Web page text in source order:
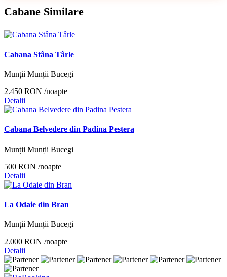
Cabane Similare
Cabana Stâna Târle
Munții Munții Bucegi
2.450 RON /noapte
Detalii
Cabana Belvedere din Padina Pestera
Munții Munții Bucegi
500 RON /noapte
Detalii
La Odaie din Bran
Munții Munții Bucegi
2.000 RON /noapte
Detalii